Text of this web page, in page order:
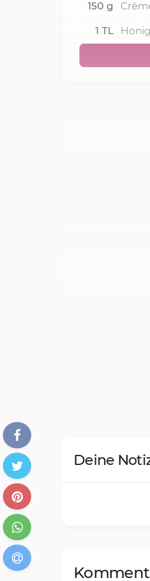
150 g
1 TL Honig
Deine